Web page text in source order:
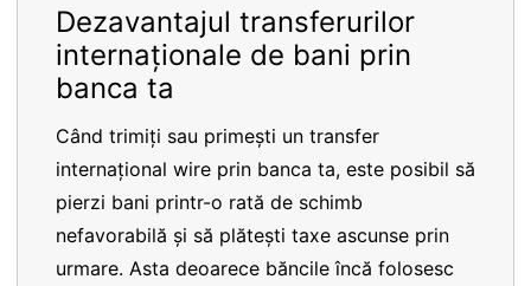
Dezavantajul transferurilor
internaționale de bani prin
banca ta
Când trimiți sau primești un transfer
internațional wire prin banca ta, este posibil să
pierzi bani printr-o rată de schimb
nefavorabilă și să plătești taxe ascunse prin
urmare. Asta deoarece băncile încă folosesc